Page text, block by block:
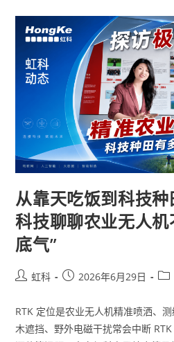
从靠天吃饭到科技
科技聊聊农业无人
底气”
虹科 2026年6月29日
RTK 定位是农业无人机精准喷洒、
木遮挡、野外电磁干扰常会中断